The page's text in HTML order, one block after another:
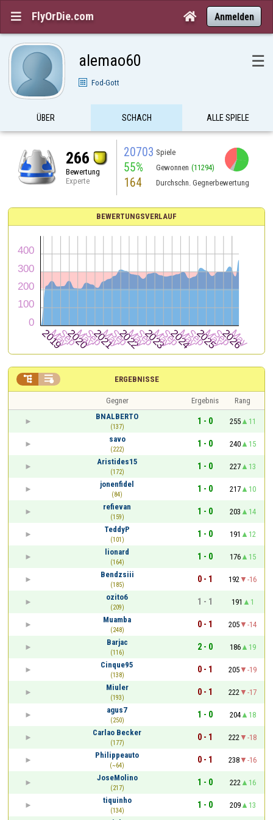
 FlyOrDie.com  Anmelden
alemao60 ☰
Fod-Gott
ÜBER SCHACH ALLE SPIELE
266
Bewertung
Experte
20703 Spiele
55% Gewonnen (11294)
164 Durchschn. Gegnerbewertung
BEWERTUNGSVERLAUF
ERGEBNISSE
 
Gegner Ergebnis
Rang
BNALBERTO
(137)
1 - 0 255
11
savo
(222)
1 - 0 240
15
Aristides15
(172)
1 - 0 227
13
jonenfidel
(84)
1 - 0 217
10
refievan
(159)
1 - 0 203
14
TeddyP
(101)
1 - 0 191
12
lionard
(164)
1 - 0 176
15
Bendzsiii
(185)
0 - 1 192
-16
ozito6
(209)
1 - 1 191
1
Muamba
(248)
0 - 1 205
-14
Barjac
(116)
2 - 0 186
19
Cinque95
(138)
0 - 1 205
-19
Miuler
(193)
0 - 1 222
-17
agus7
(250)
1 - 0 204
18
Carlao Becker
(177)
0 - 1 222
-18
Philippeauto
(~64)
0 - 1 238
-16
JoseMolino
(217)
1 - 0 222
16
tiquinho
(134)
1 - 0 209
13